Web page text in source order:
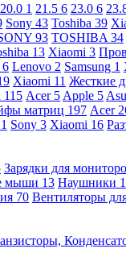
20.0 1 21.5 6 23.0 6
Sony 43 Toshiba 39
93 TOSHIBA 34
13 Xiaomi 3
6 Lenovo 2 Samsung 1
Xiaomi 11 Жесткие
115 Acer 5 Apple 5
матриц 197 Acer
1 Sony 3 Xiaomi 16
Зарядки для
мыши 13 Наушники
70 Вентиляторы